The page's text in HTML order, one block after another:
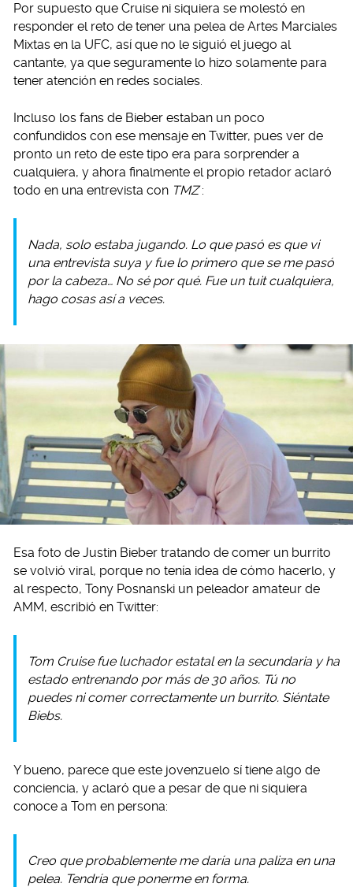
Por supuesto que Cruise ni siquiera se molestó en
responder el reto de tener una pelea de Artes Marciales
Mixtas en la UFC, así que no le siguió el juego al
cantante, ya que seguramente lo hizo solamente para
tener atención en redes sociales.
Incluso los fans de Bieber estaban un poco
confundidos con ese mensaje en Twitter, pues ver de
pronto un reto de este tipo era para sorprender a
cualquiera, y ahora finalmente el propio retador aclaró
todo en una entrevista con TMZ :
Nada, solo estaba jugando. Lo que pasó es que vi
una entrevista suya y fue lo primero que se me pasó
por la cabeza… No sé por qué. Fue un tuit cualquiera,
hago cosas así a veces.
Esa foto de Justin Bieber tratando de comer un burrito
se volvió viral, porque no tenía idea de cómo hacerlo, y
al respecto, Tony Posnanski un peleador amateur de
AMM, escribió en Twitter:
Tom Cruise fue luchador estatal en la secundaria y ha
estado entrenando por más de 30 años. Tú no
puedes ni comer correctamente un burrito. Siéntate
Biebs.
Y bueno, parece que este jovenzuelo sí tiene algo de
conciencia, y aclaró que a pesar de que ni siquiera
conoce a Tom en persona:
Creo que probablemente me daría una paliza en una
pelea. Tendría que ponerme en forma.